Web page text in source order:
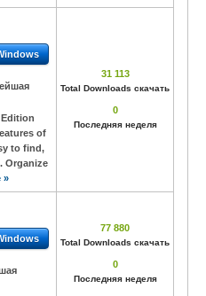
of
to find,
Organize
»
31 113
Total Downloads скачать
0
Последняя неделя
77 880
Total Downloads скачать
0
Последняя неделя